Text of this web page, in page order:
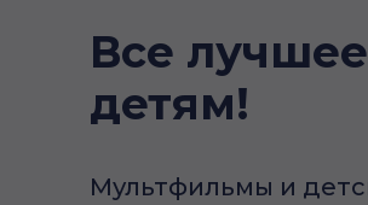
Все лучшее
детям!
Мультфильмы и